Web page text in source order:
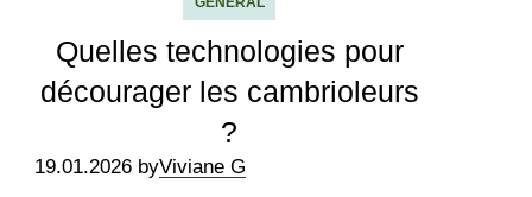
Quelles technologies pour
décourager les cambrioleurs
?
19.01.2026 byViviane G